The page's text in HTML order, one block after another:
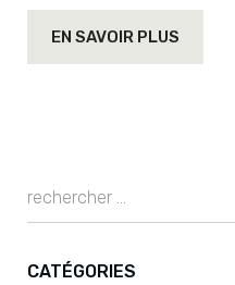
EN SAVOIR PLUS
CATÉGORIES